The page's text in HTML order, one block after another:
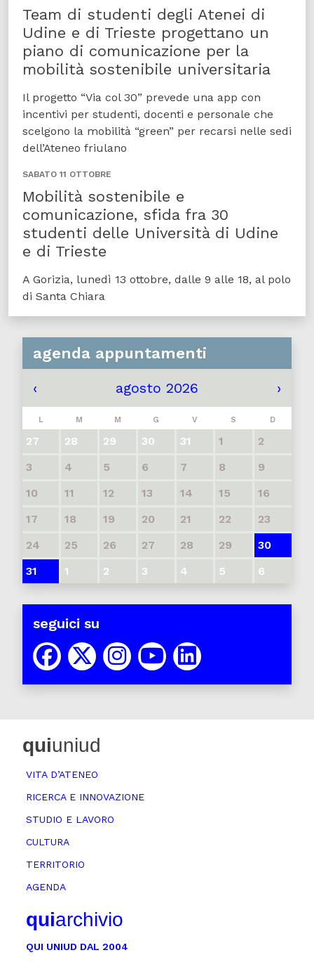
Team di studenti degli Atenei di
Udine e di Trieste progettano un
piano di comunicazione per la
mobilità sostenibile universitaria
Il progetto “Via col 30” prevede una app con
incentivi per studenti, docenti e personale che
scelgono la mobilità “green” per recarsi nelle sedi
dell’Ateneo friulano
SABATO 11 OTTOBRE
Mobilità sostenibile e
comunicazione, sfida fra 30
studenti delle Università di Udine
e di Trieste
A Gorizia, lunedì 13 ottobre, dalle 9 alle 18, al polo
di Santa Chiara
agenda appuntamenti
‹ agosto 2026 ›
L M M G V S D
27 28 29 30 31 1
2
3
4 5 6 7 8
9
10
11 12 13 14 15
16
17
18 19 20 21 22
23
24
25 26 27 28 29
30
31
1 2 3 4 5 6
seguici su
quiuniud
VITA D’ATENEO
RICERCA E INNOVAZIONE
STUDIO E LAVORO
CULTURA
TERRITORIO
AGENDA
quiarchivio
QUI UNIUD DAL 2004